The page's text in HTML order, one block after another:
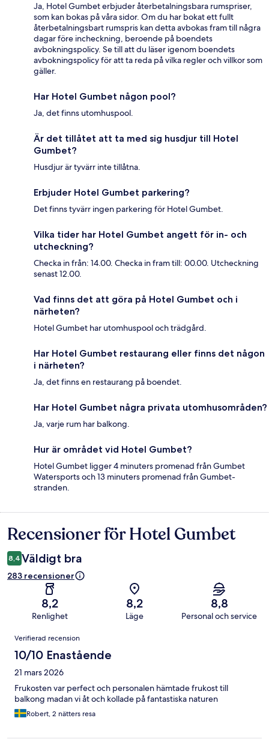
Ja, Hotel Gumbet erbjuder återbetalningsbara rumspriser,
som kan bokas på våra sidor. Om du har bokat ett fullt
återbetalningsbart rumspris kan detta avbokas fram till några
dagar före incheckning, beroende på boendets
avbokningspolicy. Se till att du läser igenom boendets
avbokningspolicy för att ta reda på vilka regler och villkor som
gäller.
Har Hotel Gumbet någon pool?
Ja, det finns utomhuspool.
Är det tillåtet att ta med sig husdjur till Hotel
Gumbet?
Husdjur är tyvärr inte tillåtna.
Erbjuder Hotel Gumbet parkering?
Det finns tyvärr ingen parkering för Hotel Gumbet.
Vilka tider har Hotel Gumbet angett för in- och
utcheckning?
Checka in från: 14.00. Checka in fram till: 00.00. Utcheckning
senast 12.00.
Vad finns det att göra på Hotel Gumbet och i
närheten?
Hotel Gumbet har utomhuspool och trädgård.
Har Hotel Gumbet restaurang eller finns det någon
i närheten?
Ja, det finns en restaurang på boendet.
Har Hotel Gumbet några privata utomhusområden?
Ja, varje rum har balkong.
Hur är området vid Hotel Gumbet?
Hotel Gumbet ligger 4 minuters promenad från Gumbet
Watersports och 13 minuters promenad från Gumbet-
stranden.
Recensioner
Recensioner för Hotel Gumbet
8,4 Väldigt bra
283 recensioner
8,2
Renlighet
8,2
Läge
8,8
Personal och service
Recensioner
Verifierad recension
10/10 Enastående
21 mars 2026
Frukosten var perfect och personalen hämtade frukost till
balkong madan vi åt och kollade på fantastiska naturen
Robert, 2 nätters resa